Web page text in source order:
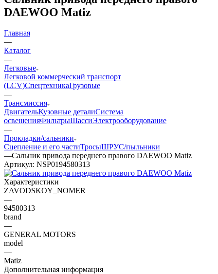
DAEWOO Matiz
Главная
—
Каталог
—
Легковые
Легковой коммерческий транспорт
(LCV)СпецтехникаГрузовые
—
Трансмиссия
ДвигательКузовные деталиСистема
освещенияФильтрыШассиЭлектрооборудование
—
Прокладки/сальники
Сцепление и его частиТросыШРУС/пыльники
—Сальник привода переднего правого DAEWOO Matiz
Артикул: NSP0194580313
Характеристики
ZAVODSKOY_NOMER
—
94580313
brand
—
GENERAL MOTORS
model
—
Matiz
Дополнительная информация